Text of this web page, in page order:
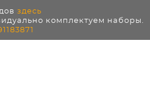
здесь
комплектуем наборы.